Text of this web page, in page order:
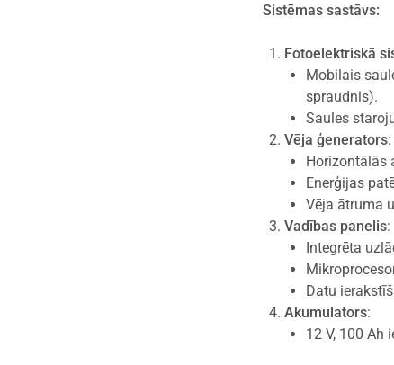
Sistēmas sastāvs:
Fotoelektriskā
Mobilais
spraudnis).
Saules
Vēja ģenerators:
Horizontālās
Enerģijas
Vēja ātruma
Vadības panelis:
Integrēta
Datu
Akumulators:
12 V, 100 Ah